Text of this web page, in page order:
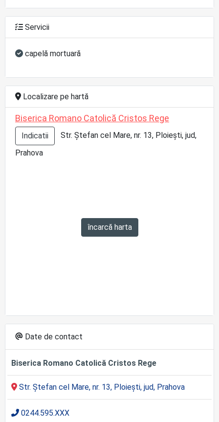
Servicii
capelă mortuară
Localizare pe hartă
Biserica Romano Catolică Cristos Rege
Indicatii
Str. Ștefan cel Mare, nr. 13, Ploiești, jud,
Prahova
încarcă harta
Date de contact
Biserica Romano Catolică Cristos Rege
Str. Ștefan cel Mare, nr. 13, Ploiești, jud, Prahova
0244.595.XXX